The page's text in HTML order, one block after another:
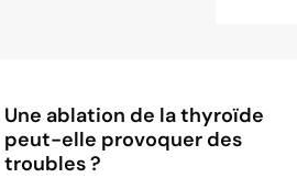
Une ablation de la thyroïde
peut-elle provoquer des
troubles ?